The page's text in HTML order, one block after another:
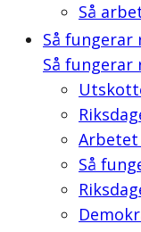
Så
Så fungerar
Så fungerar
Arbetet
Så